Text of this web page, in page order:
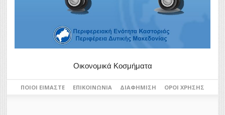
Οικονομικά Κοσμήματα
ΠΟΙΟΙ ΕΊΜΑΣΤΕ ΕΠΙΚΟΙΝΩΝΊΑ ΔΙΑΦΉΜΙΣΗ ΌΡΟΙ ΧΡΉΣΗΣ